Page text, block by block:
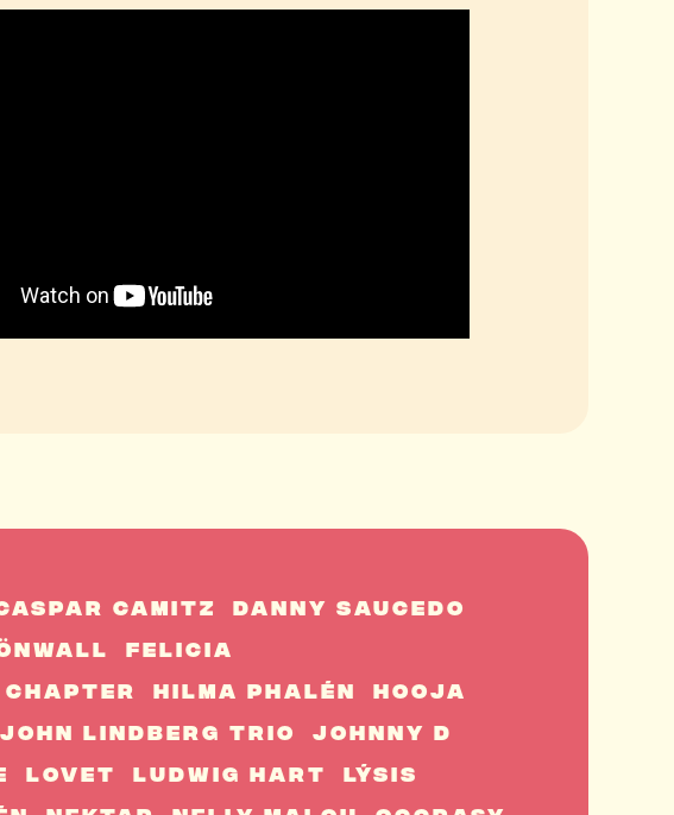
Camitz
Danny Saucedo
Felicia
Chapter
Hilma Phalén
Hooja
John Lindberg Trio
Johnny D
Lovet Ludwig Hart
Lýsis